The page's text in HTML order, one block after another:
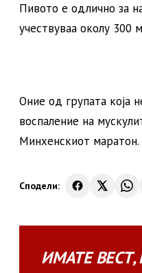
Пивото е одлично за
учествуваа околу 300
Оние од групата која
воспаление на
Минхенскиот маратон.
Сподели:
ИМАТЕВЕСТ,